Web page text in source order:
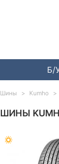
Б/
ШИНЫ
Шины Kumho